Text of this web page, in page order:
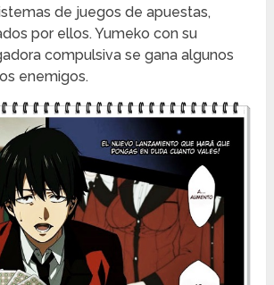
de juegos de apuestas,
por ellos. Yumeko con su
compulsiva se gana algunos
enemigos.